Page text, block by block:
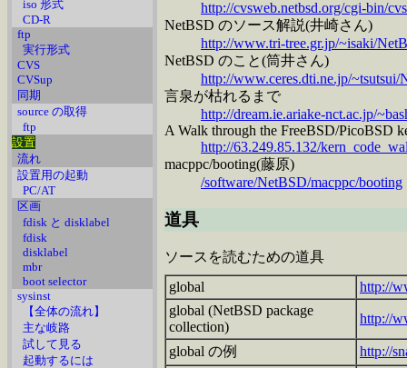
iso 形式
CD-R
ftp
実行形式
CVS
CVSup
同期
source の取得
ftp
設置
流れ
設置用の起動
PC/AT
区画
fdisk と disklabel
fdisk
disklabel
mbr
boot selector
sysinst
【全体の流れ】
主な岐路
試して見る
起動するには
http://cvsweb.netbsd.org/cgi-bin/
NetBSD のソース解説(井崎さん)
http://www.tri-tree.gr.jp/~isaki/
NetBSD のこと(筒井さん)
http://www.ceres.dti.ne.jp/~tsutsui/
言泉が枯れるまで
http://dream.ie.ariake-nct.ac.jp/
A Walk through the FreeBSD/PicoBSD
http://63.249.85.132/
macppc/booting(藤原)
/software/NetBSD/macppc/booting
道具
ソースを読むための道具
global
http://
global (NetBSD package
collection)
http://
global の例
http://